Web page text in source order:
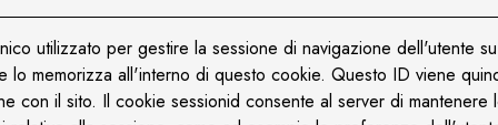
utilizzato per gestire la sessione di navigazione dell'utente
lo memorizza all'interno di questo cookie. Questo ID viene
con il sito. Il cookie sessionid consente al server di